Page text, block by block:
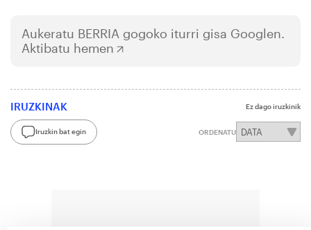
Aukeratu BERRIA gogoko iturri gisa Googlen.
Aktibatu hemen
IRUZKINAK Ez dago iruzkinik
Iruzkin bat egin ORDENATU